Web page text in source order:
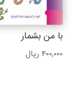
با من بشمار
۴۰۰,۰۰۰ ریال